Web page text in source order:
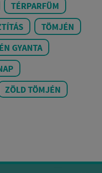
TÉRPARFÜM
TÖMJÉN
GYANTA
ZÖLD TÖMJÉN